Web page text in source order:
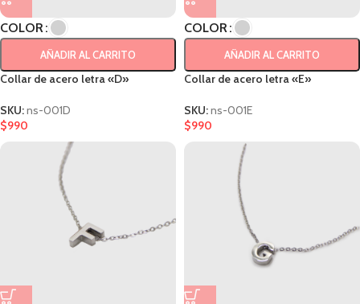
COLOR
AÑADIR AL CARRITO
Collar de acero letra «D»
SKU:ns-001D
$990
COLOR
AÑADIR AL CARRITO
Collar de acero letra «E»
SKU:ns-001E
$990